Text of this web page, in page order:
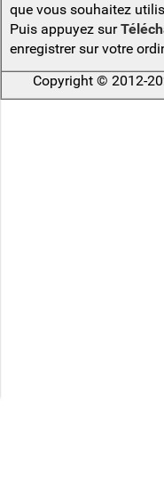
que vous souhaitez
Puis appuyez sur
enregistrer sur votre
Copyright © 2012-